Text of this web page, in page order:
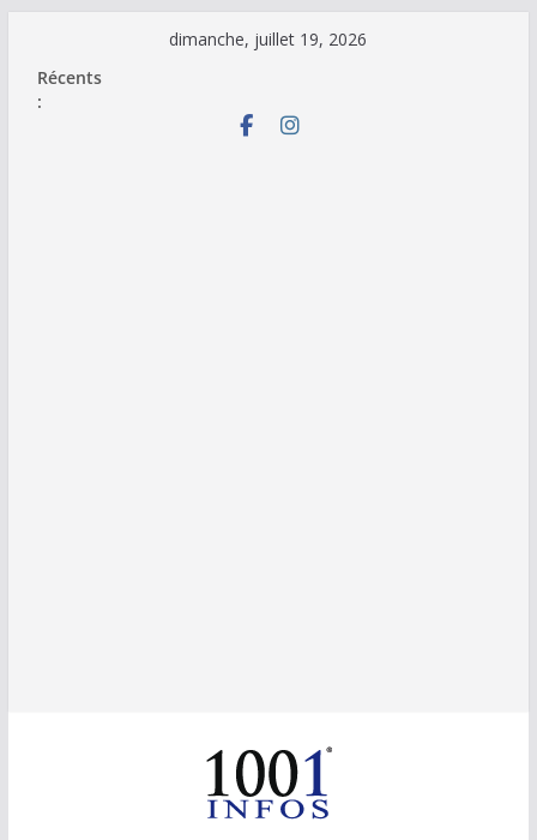
contenu
dimanche, juillet 19, 2026
Récents
: